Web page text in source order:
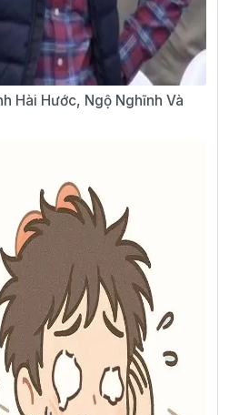
Hài Hước, Ngộ Nghĩnh Và